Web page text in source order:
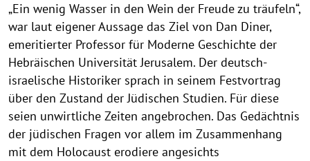
„Ein wenig Wasser in den Wein der Freude zu träufeln“,
war laut eigener Aussage das Ziel von Dan Diner,
emeritierter Professor für Moderne Geschichte der
Hebräischen Universität Jerusalem. Der deutsch-
israelische Historiker sprach in seinem Festvortrag
über den Zustand der Jüdischen Studien. Für diese
seien unwirtliche Zeiten angebrochen. Das Gedächtnis
der jüdischen Fragen vor allem im Zusammenhang
mit dem Holocaust erodiere angesichts